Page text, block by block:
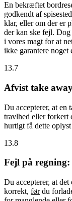
En bekræftet
godkendt af
klar, eller om der er
der kan ske fejl.
i vores magt for at
ikke garantere noget
13.7
Afvist take
Du accepterer, at
travlhed eller forkert
hurtigt få dette
13.8
Fejl på regning:
Du accepterer, at
korrekt, førdu